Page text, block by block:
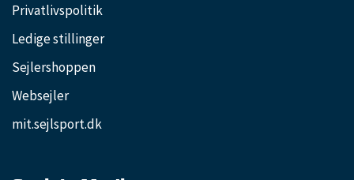
Privatlivspolitik
Ledige stillinger
Sejlershoppen
Websejler
mit.sejlsport.dk